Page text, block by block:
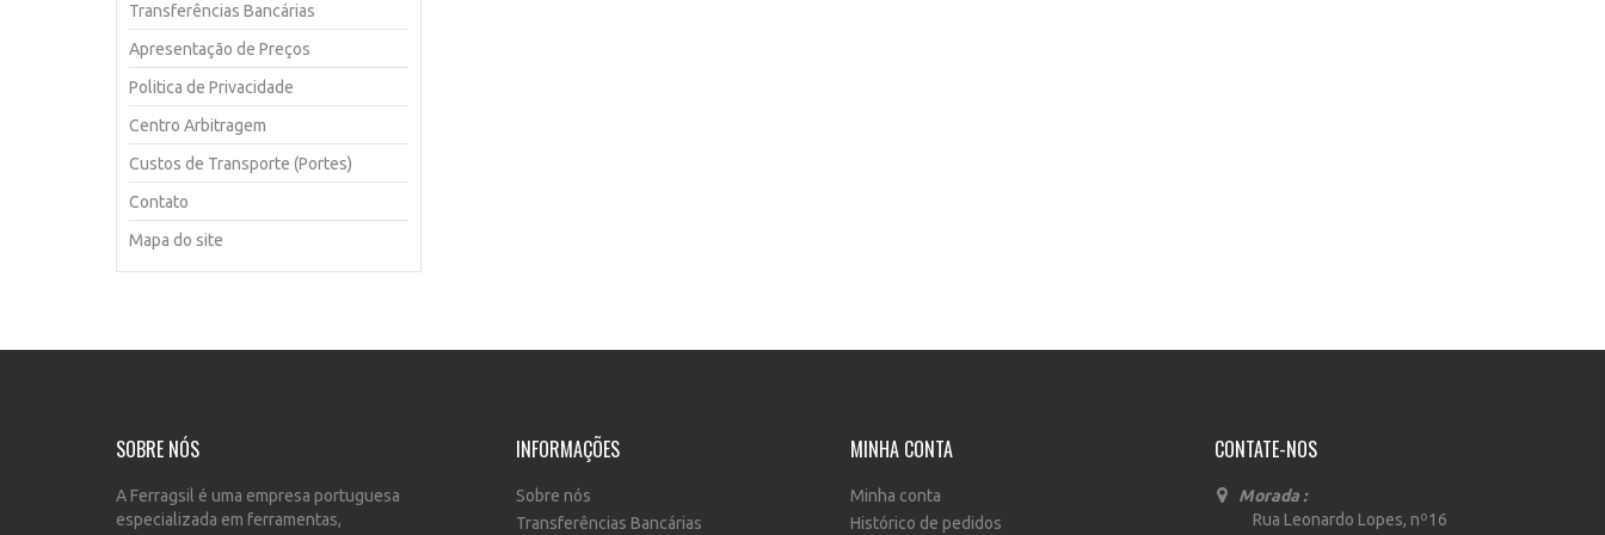
Transferências Bancárias
Apresentação de Preços
Politica de Privacidade
Centro Arbitragem
Custos de Transporte (Portes)
Contato
Mapa do site
SOBRE NÓS
A Ferragsil é uma empresa portuguesa
especializada em ferramentas,
INFORMAÇÕES
Sobre nós
Transferências Bancárias
MINHA CONTA
Minha conta
Histórico de pedidos
CONTATE-NOS
Morada :
Rua Leonardo Lopes, nº16